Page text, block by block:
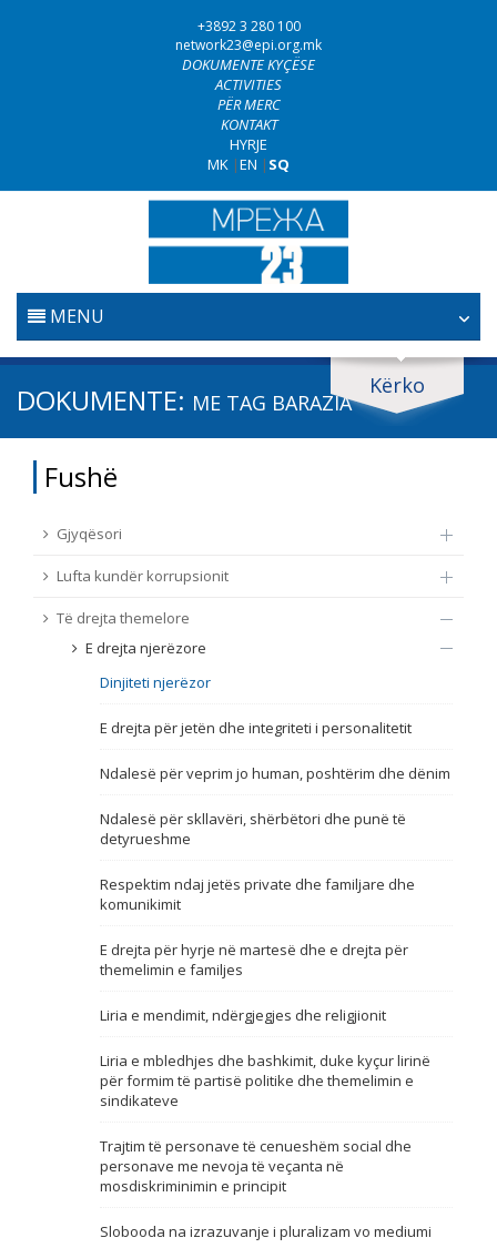
+3892 3 280 100
network23@epi.org.mk
DOKUMENTE KYÇËSE
ACTIVITIES
PËR MERC
KONTAKT
HYRJE
MK |EN | SQ
MENU
FILLESTARE
LUFTA KUNDËR KORRUPSIONIT
TË DREJTA THEMELORE
E DREJTA E QYTETARËVE TË BE-SË
Kërko
Kërko dokumente
Fushë / lëmi
Nën burim
Nga rrjeti 23
Data e shpalljes
Emër, përshkrim ose fjalen
DOKUMENTE: ME TAG BARAZIA
Fushë
Gjyqësori
Lufta kundër korrupsionit
Të drejta themelore
E drejta njerëzore
Dinjiteti njerëzor
E drejta për jetën dhe integriteti i personalitetit
Ndalesë për veprim jo human, poshtërim dhe dënim
Ndalesë për skllavëri, shërbëtori dhe punë të
detyrueshme
Respektim ndaj jetës private dhe familjare dhe
komunikimit
E drejta për hyrje në martesë dhe e drejta për
themelimin e familjes
Liria e mendimit, ndërgjegjes dhe religjionit
Liria e mbledhjes dhe bashkimit, duke kyçur lirinë
për formim të partisë politike dhe themelimin e
sindikateve
Trajtim të personave të cenueshëm social dhe
personave me nevoja të veçanta në
mosdiskriminimin e principit
Slobooda na izrazuvanje i pluralizam vo mediumi